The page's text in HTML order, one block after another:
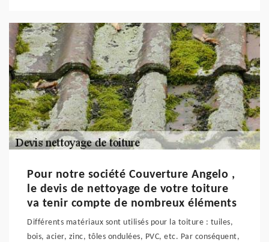
Pour notre société Couverture Angelo ,
le devis de nettoyage de votre toiture
va tenir compte de nombreux éléments
Différents matériaux sont utilisés pour la toiture : tuiles,
bois, acier, zinc, tôles ondulées, PVC, etc. Par conséquent,